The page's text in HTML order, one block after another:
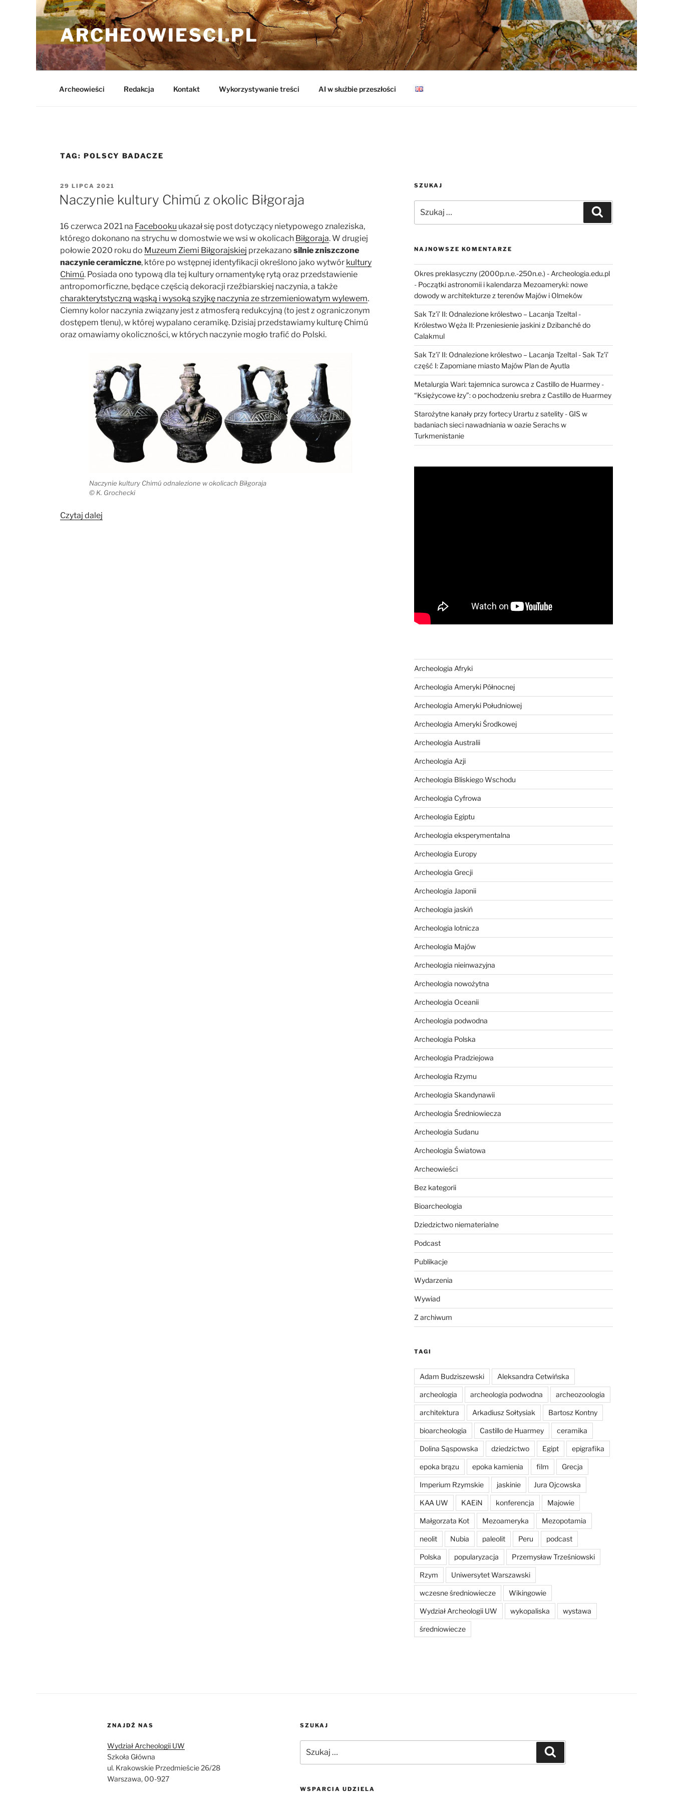
Przejdź
do
treści ARCHEOWIESCI.PL
Archeowieści Redakcja Kontakt Wykorzystywanie treści AI w służbie przeszłości
TAG: POLSCY BADACZE
OPUBLIKOWANE
W
29 LIPCA 2021
Naczynie kultury Chimú z okolic Biłgoraja
16 czerwca 2021 na Facebooku ukazał się post dotyczący nietypowego znaleziska,
którego dokonano na strychu w domostwie we wsi w okolicach Biłgoraja. W drugiej
połowie 2020 roku do Muzeum Ziemi Biłgorajskiej przekazano silnie zniszczone
naczynie ceramiczne, które po wstępnej identyfikacji określono jako wytwór kultury
Chimú. Posiada ono typową dla tej kultury ornamentykę rytą oraz przedstawienie
antropomorficzne, będące częścią dekoracji rzeźbiarskiej naczynia, a także
charakterytstyczną wąską i wysoką szyjkę naczynia ze strzemieniowatym wylewem.
Ciemny kolor naczynia związany jest z atmosferą redukcyjną (to jest z ograniczonym
dostępem tlenu), w której wypalano ceramikę. Dzisiaj przedstawiamy kulturę Chimú
oraz omawiamy okoliczności, w których naczynie mogło trafić do Polski.
Naczynie kultury Chimú odnalezione w okolicach Biłgoraja
© K. Grochecki
Czytaj dalej
SZUKAJ
NAJNOWSZE KOMENTARZE
Okres preklasyczny (2000p.n.e.-250n.e.) - Archeologia.edu.pl
- Początki astronomii i kalendarza Mezoameryki: nowe
dowody w architekturze z terenów Majów i Olmeków
Sak Tz’i’ II: Odnalezione królestwo – Lacanja Tzeltal-
Królestwo Węża II: Przeniesienie jaskini z Dzibanché do
Calakmul
Sak Tz’i’ II: Odnalezione królestwo – Lacanja Tzeltal-Sak Tz’i’
część I: Zapomiane miasto Majów Plan de Ayutla
Metalurgia Wari: tajemnica surowca z Castillo de Huarmey-
“Księżycowe łzy”: o pochodzeniu srebra z Castillo de Huarmey
Starożytne kanały przy fortecy Urartu z satelity- GIS w
badaniach sieci nawadniania w oazie Serachs w
Turkmenistanie
Archeologia Afryki
Archeologia Ameryki Północnej
Archeologia Ameryki Południowej
Archeologia Ameryki Środkowej
Archeologia Australii
Archeologia Azji
Archeologia Bliskiego Wschodu
Archeologia Cyfrowa
Archeologia Egiptu
Archeologia eksperymentalna
Archeologia Europy
Archeologia Grecji
Archeologia Japonii
Archeologia jaskiń
Archeologia lotnicza
Archeologia Majów
Archeologia nieinwazyjna
Archeologia nowożytna
Archeologia Oceanii
Archeologia podwodna
Archeologia Polska
Archeologia Pradziejowa
Archeologia Rzymu
Archeologia Skandynawii
Archeologia Średniowiecza
Archeologia Sudanu
Archeologia Światowa
Archeowieści
Bez kategorii
Bioarcheologia
Dziedzictwo niematerialne
Podcast
Publikacje
Wydarzenia
Wywiad
Z archiwum
TAGI
Adam Budziszewski Aleksandra Cetwińska
archeologia archeologia podwodna archeozoologia
architektura Arkadiusz Sołtysiak Bartosz Kontny
bioarcheologia Castillo de Huarmey ceramika
Dolina Sąspowska dziedzictwo Egipt epigrafika
epoka brązu epoka kamienia film Grecja
Imperium Rzymskie jaskinie Jura Ojcowska
KAA UW KAEiN konferencja Majowie
Małgorzata Kot Mezoameryka Mezopotamia
neolit Nubia paleolit Peru podcast
Polska popularyzacja Przemysław Trześniowski
Rzym Uniwersytet Warszawski
wczesne średniowiecze Wikingowie
Wydział Archeologii UW wykopaliska wystawa
średniowiecze
ZNAJDŹ NAS
Wydział Archeologii UW
Szkoła Główna
ul. Krakowskie Przedmieście 26/28
Warszawa, 00-927
SZUKAJ
WSPARCIA UDZIELA